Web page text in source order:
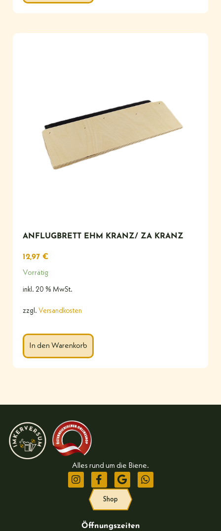
ANFLUGBRETT EHM KRANZ/ ZA KRANZ
12,97 €
Vorrätig
inkl. 20 % MwSt.
zzgl. Versandkosten
In den Warenkorb
Alles rund um die Biene.
Shop
Öffnungszeiten